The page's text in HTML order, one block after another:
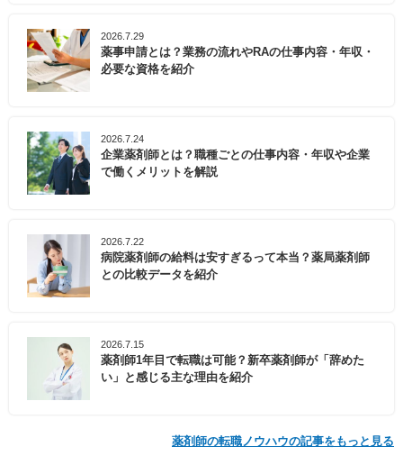
2026.7.29
薬事申請とは？業務の流れやRAの仕事内容・年収・
必要な資格を紹介
2026.7.24
企業薬剤師とは？職種ごとの仕事内容・年収や企業
で働くメリットを解説
2026.7.22
病院薬剤師の給料は安すぎるって本当？薬局薬剤師
との比較データを紹介
2026.7.15
薬剤師1年目で転職は可能？新卒薬剤師が「辞めた
い」と感じる主な理由を紹介
薬剤師の転職ノウハウの記事をもっと見る